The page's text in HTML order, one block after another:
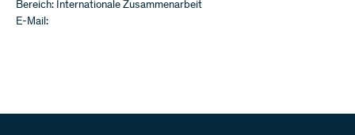
Bereich: Internationale Zusammenarbeit
E-Mail: